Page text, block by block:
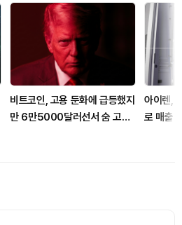
비트코인, 고용 둔화에 급등했지
만 6만5000달러선서 숨 고르
아이렌,
로 매출